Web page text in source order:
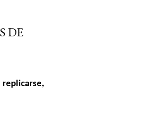
DE
replicarse,